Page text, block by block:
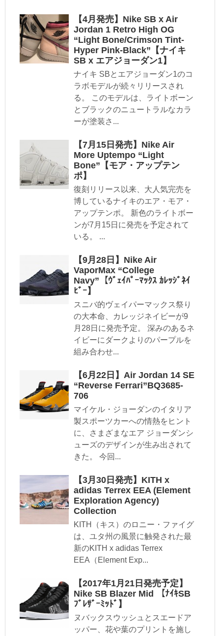
【4月発売】Nike SB x Air
Jordan 1 Retro High OG
“Light Bone/Crimson Tint-
Hyper Pink-Black”【ナイキ
SB x エアジョーダン1】
ナイキ SBとエアジョーダン1のコ
ラボモデルが続々リリースされ
る。 このモデルは、ライトボーン
とブラックのニュートラルなカラ
ーが塗装さ...
【7月15日発売】Nike Air
More Uptempo “Light
Bone”【モア・アップテン
ポ】
復刻リリース以来、大人気完売を
博しているナイキのエア・モア・
アップテンポ。 新色のライトボー
ンが7月15日に発売を予定されて
いる。 ...
【9月28日】Nike Air
VaporMax “College
Navy”【ｳﾞｪｲﾊﾟｰﾏｯｸｽ ｶﾚｯｼﾞﾈｲ
ﾋﾞｰ】
スニバ的ヴェイパーマックス祭り
の大本命、カレッジネイビーが9
月28日に発売予定。 深みのあるネ
イビーにダークよりのパープルを
組み合わせ...
【6月22日】Air Jordan 14 SE
“Reverse Ferrari”BQ3685-
706
マイケル・ジョーダンのイタリア
製スポーツカーへの情熱をヒント
に、さまざまなエア ジョーダンシ
ューズのデザインが生み出されて
きた。 今回...
【3月30日発売】KITH x
adidas Terrex EEA (Element
Exploration Agency)
Collection
KITH（キス）のロニー・ファイグ
は、ユタ州の風景に触発された最
新のKITH x adidas Terrex
EEA（Element Exp...
【2017年1月21日発売予定】
Nike SB Blazer Mid 【ﾅｲｷSB
ﾌﾞﾚｻﾞｰﾐｯﾄﾞ】
ヌバックスウッシュとスエードア
ッパー、花や葉のプリントを施し